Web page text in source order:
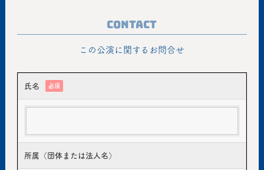
Contact
この公演に関するお問合せ
氏名 必須
所属（団体または法人名）